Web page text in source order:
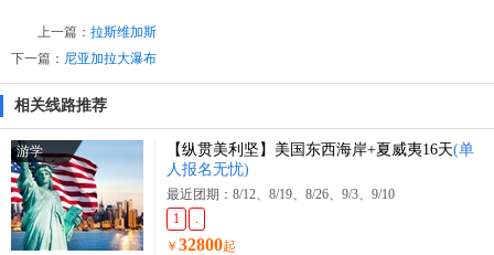
上一篇： 拉斯维加斯
下一篇： 尼亚加拉大瀑布
相关线路推荐
游学 【纵贯美利坚】美国东西海岸+夏威夷16天(单
人报名无忧)
最近团期：8/12、8/19、8/26、9/3、9/10
1
.
￥ 32800起